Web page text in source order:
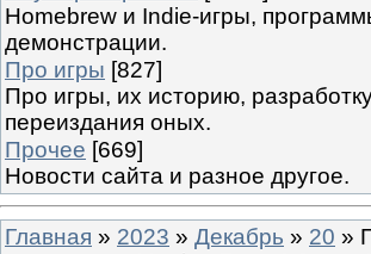
Homebrew и Indie-игры,
демонстрации.
Про игры [827]
Про игры, их историю,
переиздания оных.
Прочее [669]
Новости сайта и разное другое.
Главная » 2023 » Декабрь » 20 »